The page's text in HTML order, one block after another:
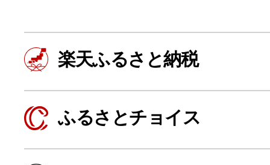
楽天ふるさと納税
ふるさとチョイス